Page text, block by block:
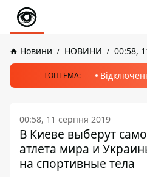
Новини НОВИНИ 00:58,
ТОПТЕМА:
00:58, 11 серпня 2019
В Киеве выберут
атлета мира и
на спортивные тела